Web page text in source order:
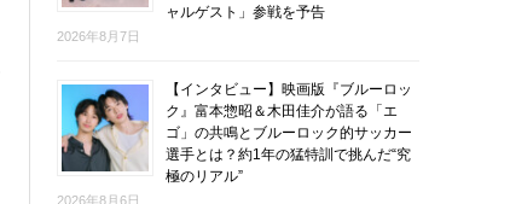
ャルゲスト」参戦を予告
2026年8月7日
【インタビュー】映画版『ブルーロッ
ク』富本惣昭＆木田佳介が語る「エ
ゴ」の共鳴とブルーロック的サッカー
選手とは？約1年の猛特訓で挑んだ“究
極のリアル”
2026年8月6日